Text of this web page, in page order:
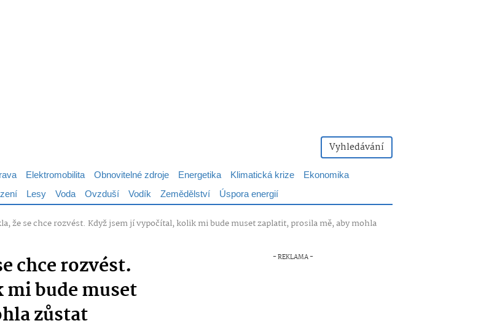
Vyhledávání
Elektromobilita Obnovitelné zdroje Energetika Klimatická krize
Ekonomika
Lesy Voda Ovzduší Vodík Zemědělství Úspora energií
že se chce rozvést. Když jsem jí vypočítal, kolik mi bude muset zaplatit, prosila mě, aby mohla
chce rozvést.
bude muset
zůstat